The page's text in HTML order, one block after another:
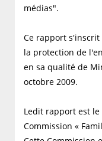
médias".
Ce rapport
la protection de
en sa qualité de
octobre 2009.
Ledit rapport est
Commission «